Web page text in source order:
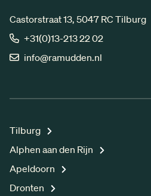
Castorstraat 13, 5047 RC Tilburg
+31(0)13-213 22 02
info@ramudden.nl
Tilburg
Alphen aan den Rijn
Apeldoorn
Dronten